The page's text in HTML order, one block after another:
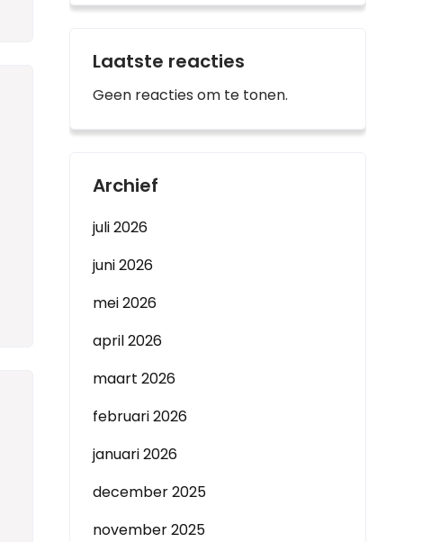
Laatste reacties
Geen reacties om te tonen.
Archief
juli 2026
juni 2026
mei 2026
april 2026
maart 2026
februari 2026
januari 2026
december 2025
november 2025